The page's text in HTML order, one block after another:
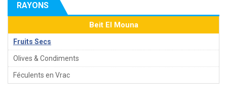
DT
RAYONS
Beit El Mouna
Fruits Secs
Olives & Condiments
Féculents en Vrac